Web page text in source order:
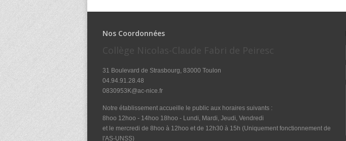
Nos Coordonnées
Collège Nicolas-Claude Fabri de Peiresc
31 Boulevard de Strasbourg, 83000 Toulon
04.94.91.28.48
0830953K@ac-nice.fr
Notre établissement accueille le public aux horaires suivants :
8hoo 12hoo - 14hoo 18hoo - Lundi, Mardi, Jeudi, Vendredi
et le mercredi de 8hoo à 12hoo et de 12h30 à 15h (Uniquement fonctionnement de
l'AS-UNSS)